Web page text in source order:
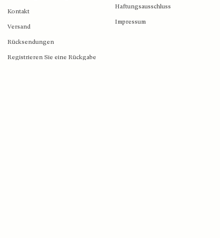
Kontakt
Versand
Rücksendungen
Registrieren Sie eine Rückgabe
Haftungsausschluss
Impressum
2026 © Blush Jewels 2021 all rights reserved.